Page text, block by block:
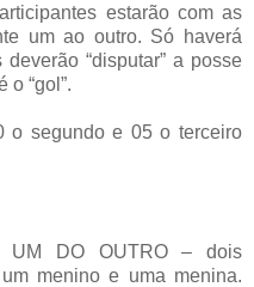
estarão com as
um ao outro. Só haverá
“disputar” a posse
o “gol”.
o segundo e 05 o terceiro
UM DO OUTRO – dois
menino e uma menina.